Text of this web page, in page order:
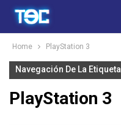
Home PlayStation 3
Navegación De La Etiqueta
PlayStation 3